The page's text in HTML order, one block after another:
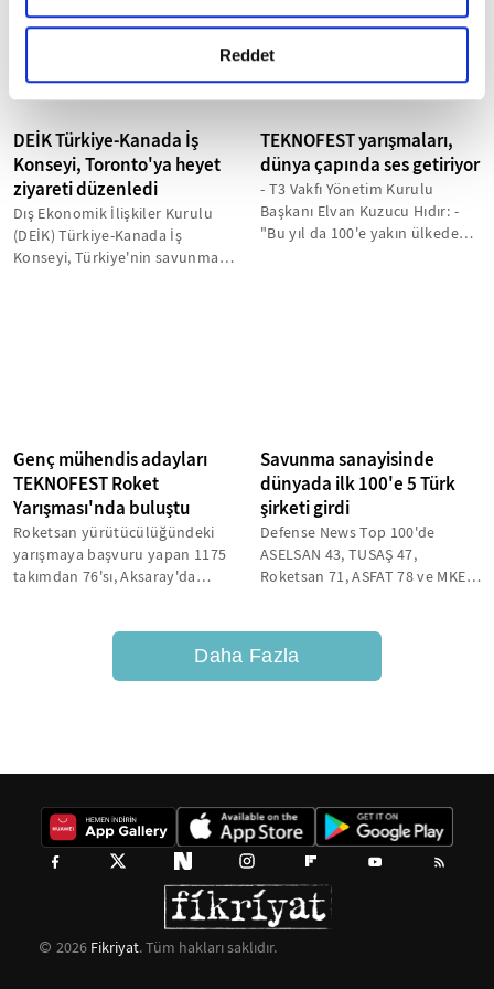
gerçekleştirilen veri işleme faaliyetleri ile ilgili daha
detaylı bilgi almak için lütfentıklayınız.
Reddet
katılacak...
DEİK Türkiye-Kanada İş
Konseyi, Toronto'ya heyet
ziyareti düzenledi
Dış Ekonomik İlişkiler Kurulu
(DEİK) Türkiye-Kanada İş
Konseyi, Türkiye'nin savunma
TEKNOFEST yarışmaları,
dünya çapında ses getiriyor
- T3 Vakfı Yönetim Kurulu
Başkanı Elvan Kuzucu Hıdır: -
"Bu yıl da 100'e yakın ülkeden
Genç mühendis adayları
TEKNOFEST Roket
Yarışması'nda buluştu
Roketsan yürütücülüğündeki
yarışmaya başvuru yapan 1175
takımdan 76'sı, Aksaray'da
Savunma sanayisinde
dünyada ilk 100'e 5 Türk
şirketi girdi
Defense News Top 100'de
ASELSAN 43, TUSAŞ 47,
Roketsan 71, ASFAT 78 ve MKE
Daha Fazla
2026 Fikriyat. Tüm hakları saklıdır.